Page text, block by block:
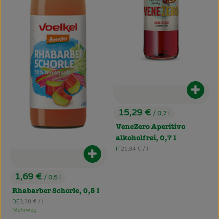
, Preis:
1,69 € / 0,5 l
Rhabarber Schorle, 0,5 l
, Herkunft:
DE, Referenzpreis:
3,38 € / l
Mehrweg
Produkt zum Warenkorb
, Preis:
15,29 € / 0,7 l
VeneZero Aperitivo
alkoholfrei, 0,7 l
, Herkunft:
IT, Referenzpreis:
21,84 € / l